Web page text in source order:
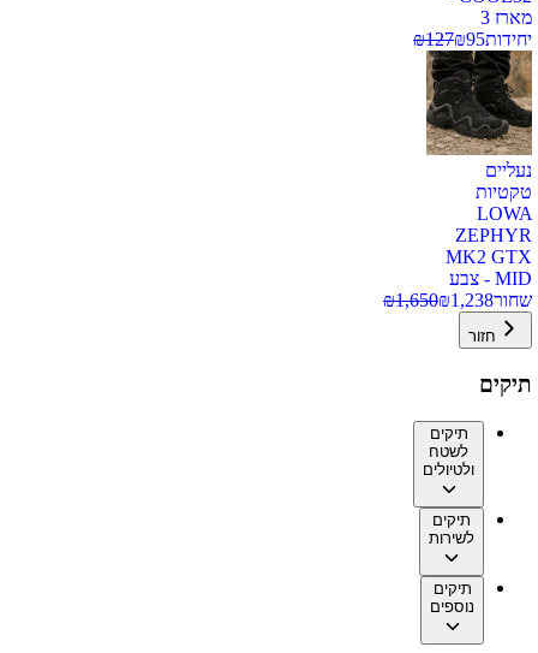
מארז 3
יחידות
₪95
₪127
נעליים
טקטיות
LOWA
ZEPHYR
MK2 GTX
MID - צבע
שחור
₪1,238
₪1,650
חזור
תיקים
תיקים
לשטח
ולטיולים
תיקים
לשירות
תיקים
נוספים